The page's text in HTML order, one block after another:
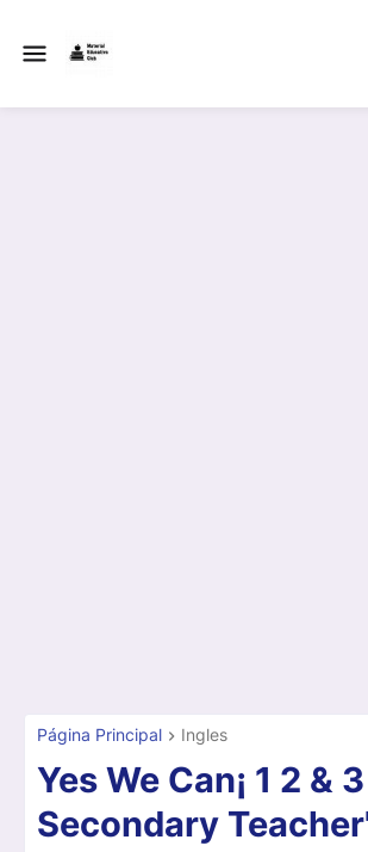
Página Principal Ingles
Yes We Can¡ 1 2 & 3
Secondary